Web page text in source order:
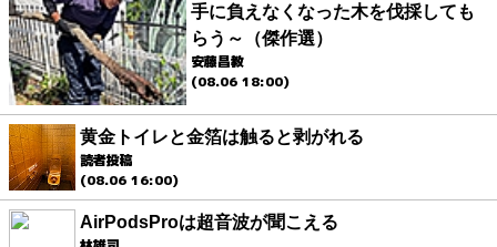
手に負えなくなった木を伐採しても
らう～（傑作選）
安藤昌教
(08.06 18:00)
黄金トイレと金箔は触ると剥がれる
読者投稿
(08.06 16:00)
AirPodsProは超音波が聞こえる